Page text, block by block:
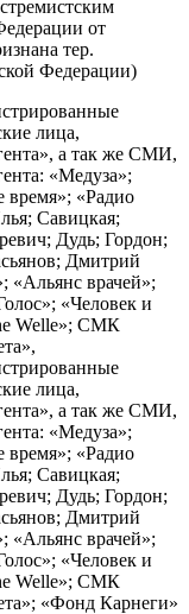
от
тер.
Федерации)
лица,
а так же СМИ,
«Медуза»;
время»; «Радио
Савицкая;
Дудь; Гордон;
Дмитрий
врачей»;
«Человек и
Welle»; СМК
лица,
а так же СМИ,
«Медуза»;
время»; «Радио
Савицкая;
Дудь; Гордон;
Дмитрий
врачей»;
«Человек и
Welle»; СМК
«Фонд Карнеги»